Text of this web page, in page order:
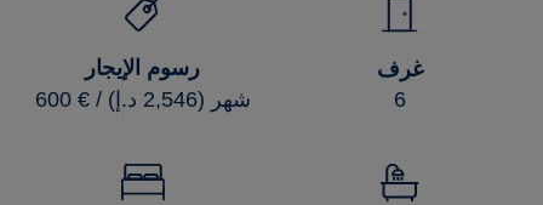
رسوم الإيجار
600 € / شهر (2,546 د.إ)
غرف
6